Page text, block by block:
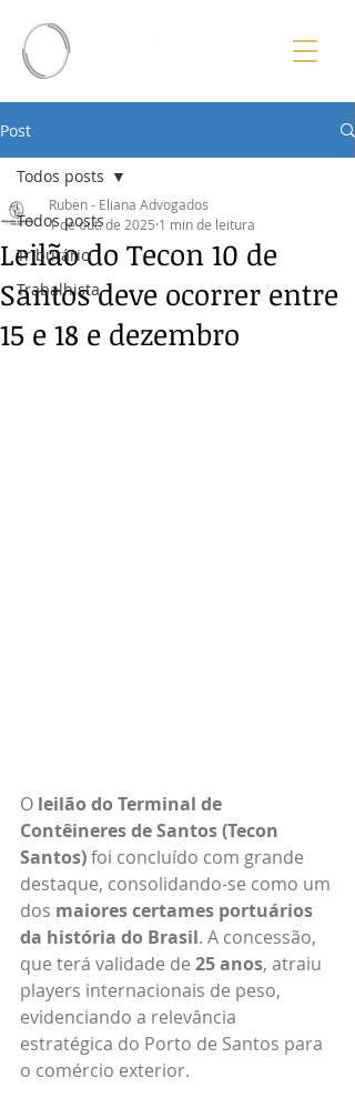
Post
Todos posts
Tributário
Trabalhista
Todos posts
Leilão do Tecon 10 de
Santos deve ocorrer entre
15 e 18 e dezembro
Ruben - Eliana Advogados
1 de out. de 2025 1 min de leitura
O leilão do Terminal de
Contêineres de Santos (Tecon
Santos) foi concluído com grande
destaque, consolidando-se como um
dos maiores certames portuários
da história do Brasil. A concessão,
que terá validade de 25 anos, atraiu
players internacionais de peso,
evidenciando a relevância
estratégica do Porto de Santos para
o comércio exterior.